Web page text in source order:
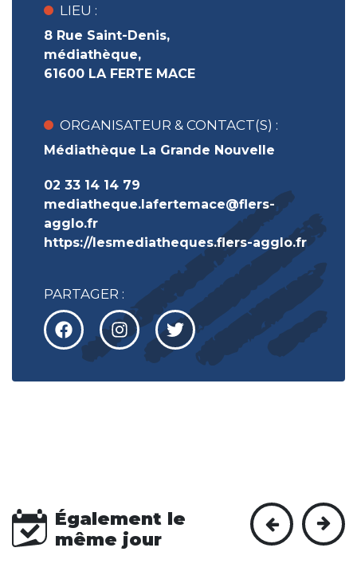
LIEU :
8 Rue Saint-Denis,
médiathèque,
61600 LA FERTE MACE
ORGANISATEUR & CONTACT(S) :
Médiathèque La Grande Nouvelle
02 33 14 14 79
mediatheque.lafertemace@flers-
agglo.fr
https://lesmediatheques.flers-agglo.fr
PARTAGER :
Également le
même jour